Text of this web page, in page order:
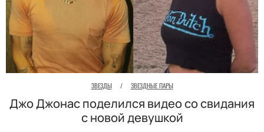
ЗВЕЗДЫ / ЗВЕЗДНЫЕ ПАРЫ
Джо Джонас поделился видео со свидания
с новой девушкой